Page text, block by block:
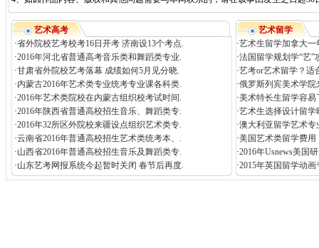
艺术高考
·省外院校艺考校考16日开考 济南设13个考点.
·2016年河北省普通高考音乐类和舞蹈类专业.
·甘肃省外院校艺考落幕 成绩如何5月见分晓.
·内蒙古2016年艺术类专业统考专业课各科类.
·2016年艺术类院校在内蒙古组织校考试时间.
·2016年陕西省普通高校招生音乐、舞蹈类专.
·2016年32所区外院校来疆设点组织艺术类专.
·云南省2016年普通高校招生艺术类统考本、.
·山西省2016年普通高校招生音乐及舞蹈类专.
·山东艺考网报系统今起暂时关闭 春节后再度.
艺术留学
·艺术生留学加拿大一
·法国留学规划学“艺”
·艺考or艺术留学？适
·俄罗斯列宾美术学院
·美术特长生留学容易
·艺术生选择设计留
·澳大利亚留学艺术专
·美国艺术类留学费用
·2016年Usnews美国
·2015年英国留学动